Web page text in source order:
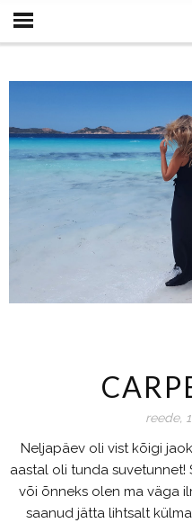
reede,
Neljapäev oli vist kõigi
aastal oli tunda suvetunnet!
või õnneks olen ma väga
saanud jätta lihtsalt